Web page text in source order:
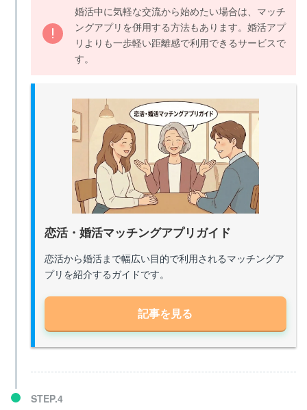
婚活中に気軽な交流から始めたい場合は、マッチ
ングアプリを併用する方法もあります。婚活アプ
リよりも一歩軽い距離感で利用できるサービスで
す。
恋活・婚活マッチングアプリガイド
恋活から婚活まで幅広い目的で利用されるマッチングア
プリを紹介するガイドです。
記事を見る